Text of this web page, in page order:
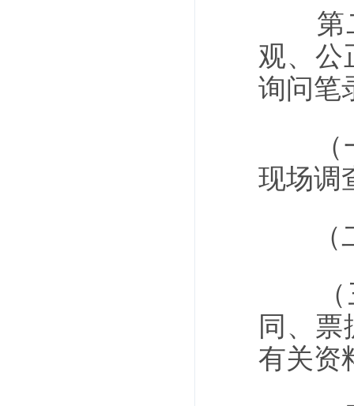
第二
观、公
询问笔
（一
现场调
（二
（三
同、
有关资